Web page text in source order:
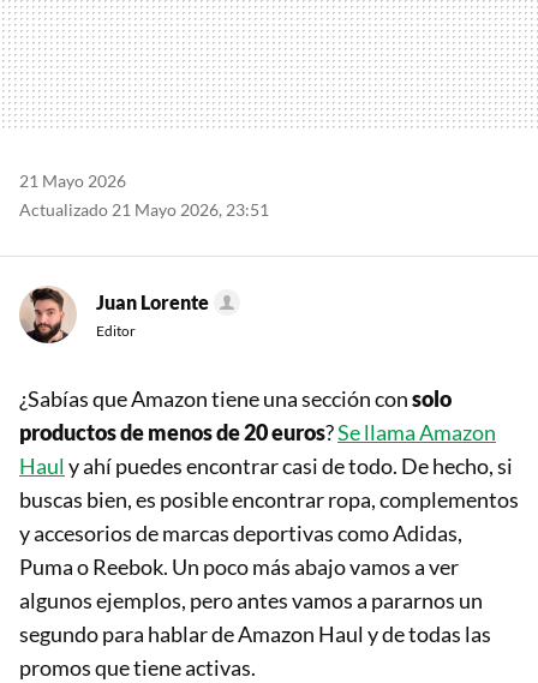
21 Mayo 2026
Actualizado 21 Mayo 2026, 23:51
Juan Lorente
Editor
¿Sabías que Amazon tiene una sección consolo
productos de menos de 20 euros?Se llama Amazon
Hauly ahí puedes encontrar casi de todo. De hecho, si
buscas bien, es posible encontrar ropa, complementos
y accesorios de marcas deportivas como Adidas,
Puma o Reebok. Un poco más abajo vamos a ver
algunos ejemplos, pero antes vamos a pararnos un
segundo para hablar de Amazon Haul y de todas las
promos que tiene activas.